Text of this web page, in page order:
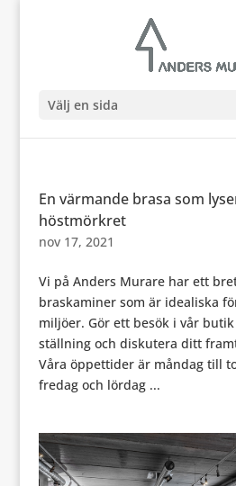
Välj en sida
En värmande brasa som
höstmörkret
nov 17, 2021
Vi på Anders Murare har ett
braskaminer som är idealiska
miljöer. Gör ett besök i vår
ställning och diskutera ditt
Våra öppettider är måndag till
fredag och lördag ...